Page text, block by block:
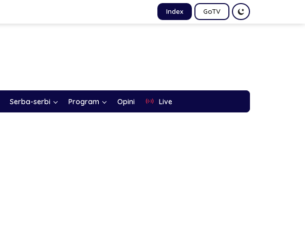
Index GoTV
Serba-serbi Program Opini Live